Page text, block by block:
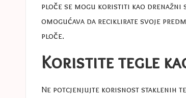
ploče se mogu koristiti kao drenažni
omogućava da reciklirate svoje
ploče.
Koristite tegle
Ne potcjenjujte korisnost staklenih